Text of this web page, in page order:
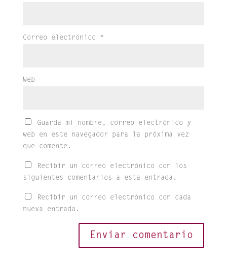
Correo electrónico *
Web
Guarda mi nombre, correo electrónico y
web en este navegador para la próxima vez
que comente.
Recibir un correo electrónico con los
siguientes comentarios a esta entrada.
Recibir un correo electrónico con cada
nueva entrada.